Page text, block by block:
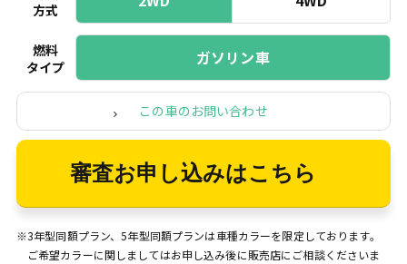
方式
燃料
タイプ
ガソリン車
この車のお問い合わせ
審査お申し込みはこちら
※3年型同額プラン、5年型同額プランは車種カラーを限定しております。
ご希望カラーに関しましてはお申し込み後に販売店にご相談くださいま